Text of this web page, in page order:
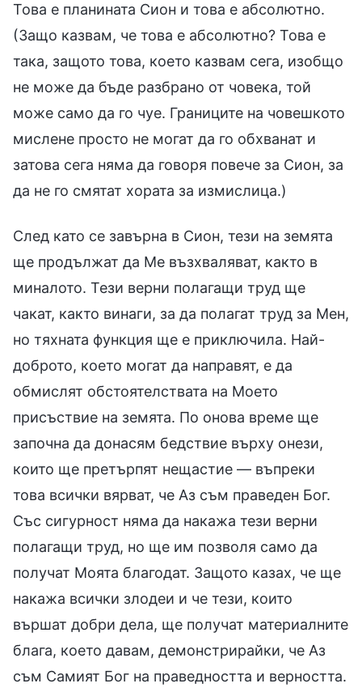
Това е планината Сион и това е абсолютно.
(Защо казвам, че това е абсолютно? Това е
така, защото това, което казвам сега, изобщо
не може да бъде разбрано от човека, той
може само да го чуе. Границите на човешкото
мислене просто не могат да го обхванат и
затова сега няма да говоря повече за Сион, за
да не го смятат хората за измислица.)
След като се завърна в Сион, тези на земята
ще продължат да Ме възхваляват, както в
миналото. Тези верни полагащи труд ще
чакат, както винаги, за да полагат труд за Мен,
но тяхната функция ще е приключила. Най-
доброто, което могат да направят, е да
обмислят обстоятелствата на Моето
присъствие на земята. По онова време ще
започна да донасям бедствие върху онези,
които ще претърпят нещастие — въпреки
това всички вярват, че Аз съм праведен Бог.
Със сигурност няма да накажа тези верни
полагащи труд, но ще им позволя само да
получат Моята благодат. Защото казах, че ще
накажа всички злодеи и че тези, които
вършат добри дела, ще получат материалните
блага, което давам, демонстрирайки, че Аз
съм Самият Бог на праведността и верността.